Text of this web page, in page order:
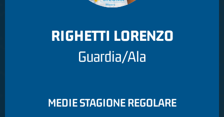
RIGHETTI LORENZO
Guardia/Ala
MEDIE STAGIONE REGOLARE